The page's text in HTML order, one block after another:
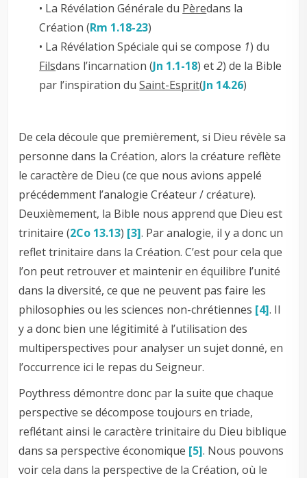
• La Révélation Générale du Pèredans la
Création (Rm 1.18-23)
• La Révélation Spéciale qui se compose 1) du
Filsdans l’incarnation (Jn 1.1-18) et2) de la Bible
par l’inspiration duSaint-Esprit(Jn 14.26)
De cela découle que premièrement, si Dieu révèle sa
personne dans la Création, alors la créature reflète
le caractère de Dieu (ce que nous avions appelé
précédemment l’analogie Créateur / créature).
Deuxièmement, la Bible nous apprend que Dieu est
trinitaire (2Co 13.13) [3]. Par analogie, il y a donc un
reflet trinitaire dans la Création. C’est pour cela que
l’on peut retrouver et maintenir en équilibre l’unité
dans la diversité, ce que ne peuvent pas faire les
philosophies ou les sciences non-chrétiennes [4]. Il
y a donc bien une légitimité à l’utilisation des
multiperspectives pour analyser un sujet donné, en
l’occurrence ici le repas du Seigneur.
Poythress démontre donc par la suite que chaque
perspective se décompose toujours en triade,
reflétant ainsi le caractère trinitaire du Dieu biblique
dans sa perspective économique [5]. Nous pouvons
voir cela dans la perspective de la Création, où le